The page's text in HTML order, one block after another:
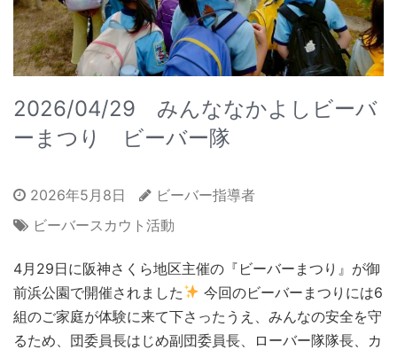
2026/04/29 みんななかよしビーバ
ーまつり ビーバー隊
2026年5月8日
ビーバー指導者
ビーバースカウト活動
4月29日に阪神さくら地区主催の『ビーバーまつり』が御
前浜公園で開催されました
今回のビーバーまつりには6
組のご家庭が体験に来て下さったうえ、みんなの安全を守
るため、団委員長はじめ副団委員長、ローバー隊隊長、カ